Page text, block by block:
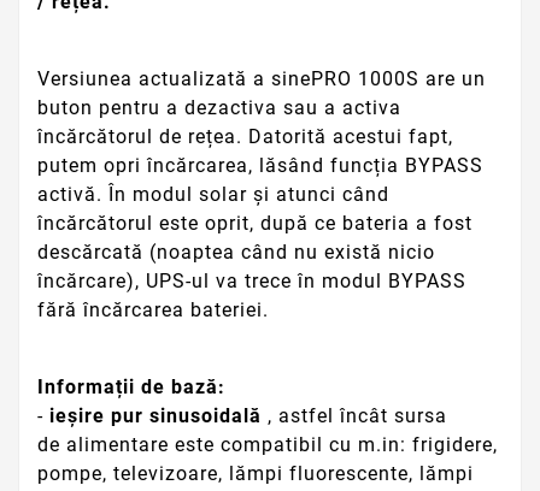
/ rețea.
Versiunea actualizată a sinePRO 1000S are un
buton pentru a dezactiva sau a activa
încărcătorul de rețea. Datorită acestui fapt,
putem opri încărcarea, lăsând funcția BYPASS
activă. În modul solar și atunci când
încărcătorul este oprit, după ce bateria a fost
descărcată (noaptea când nu există nicio
încărcare), UPS-ul va trece în modul BYPASS
fără încărcarea bateriei.
Informații de bază:
- ieșire pur sinusoidală , astfel încât sursa
de alimentare este compatibil cu m.in: frigidere,
pompe, televizoare, lămpi fluorescente, lămpi